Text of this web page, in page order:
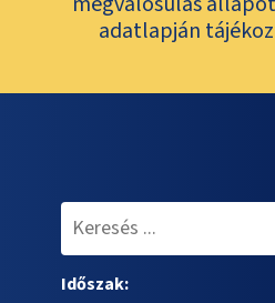
adatlapján
Időszak: